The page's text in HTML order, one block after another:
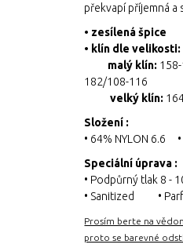
překvapí příjemná a
• zesílená špice
• klín dle velikosti:
malý klín:
182/108-116
velký klín:
Složení :
• 64% NYLON 6.6
Speciální úprava :
• Podpůrný tlak 8 -
• Sanitized •
Prosím berte na
proto se barevné